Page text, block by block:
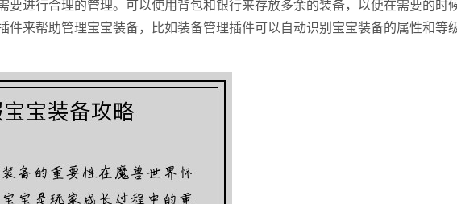
要进行合理的管理。可以使用背包和银行来存放多余的装备，以便在需要的时
件来帮助管理宝宝装备，比如装备管理插件可以自动识别宝宝装备的属性和等级